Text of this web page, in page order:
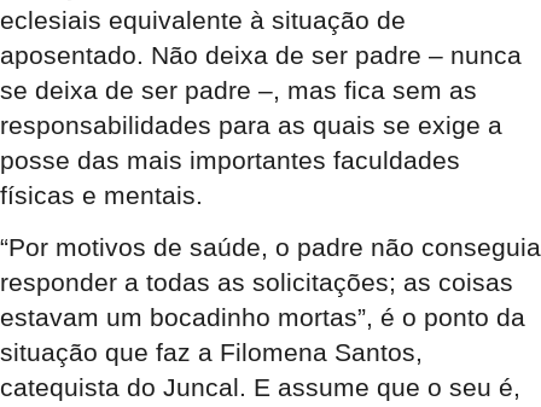
eclesiais equivalente à situação de
aposentado. Não deixa de ser padre – nunca
se deixa de ser padre –, mas fica sem as
responsabilidades para as quais se exige a
posse das mais importantes faculdades
físicas e mentais.
“Por motivos de saúde, o padre não conseguia
responder a todas as solicitações; as coisas
estavam um bocadinho mortas”, é o ponto da
situação que faz a Filomena Santos,
catequista do Juncal. E assume que o seu é,